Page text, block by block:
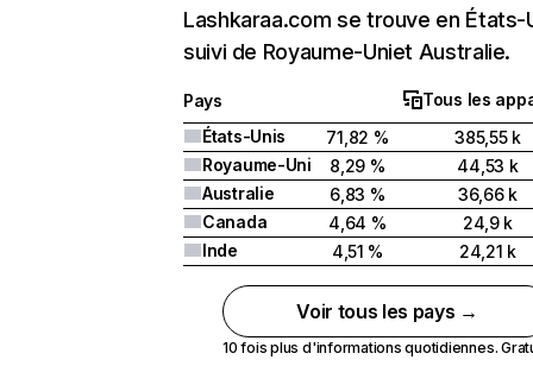
Lashkaraa.com se trouve en États-
suivi de Royaume-Uniet Australie.
Pays
Tous les
États-Unis
71,82 %
385,55 k
Royaume-Uni
8,29 %
44,53 k
Australie
6,83 %
36,66 k
Canada
4,64 %
24,9 k
Inde
4,51 % 24,21 k
Voir tous les pays →
10 fois plus d'informations quotidiennes.